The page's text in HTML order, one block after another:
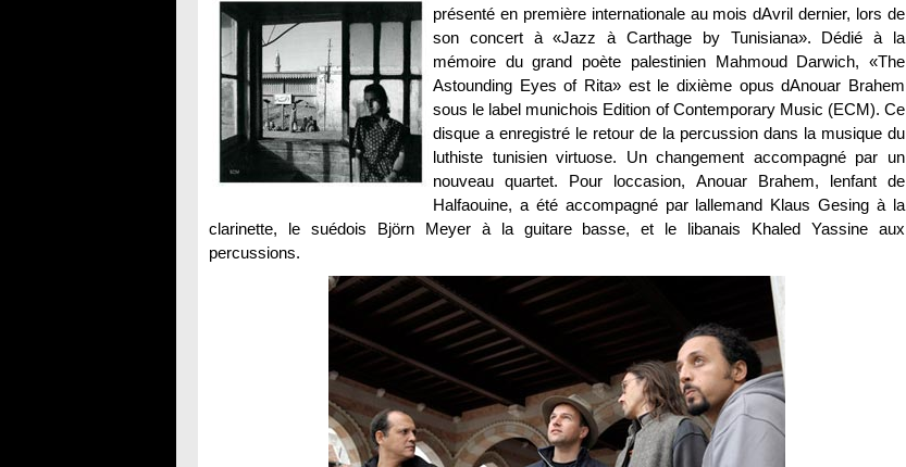
présenté en première internationale au mois dAvril dernier, lors de
son concert à «Jazz à Carthage by Tunisiana». Dédié à la
mémoire du grand poète palestinien Mahmoud Darwich, «The
Astounding Eyes of Rita» est le dixième opus dAnouar Brahem
sous le label munichois Edition of Contemporary Music (ECM). Ce
disque a enregistré le retour de la percussion dans la musique du
luthiste tunisien virtuose. Un changement accompagné par un
nouveau quartet. Pour loccasion, Anouar Brahem, lenfant de
Halfaouine, a été accompagné par lallemand Klaus Gesing à la
clarinette, le suédois Björn Meyer à la guitare basse, et le libanais Khaled Yassine aux
percussions.